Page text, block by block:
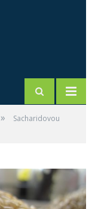
»
Sacharidovou